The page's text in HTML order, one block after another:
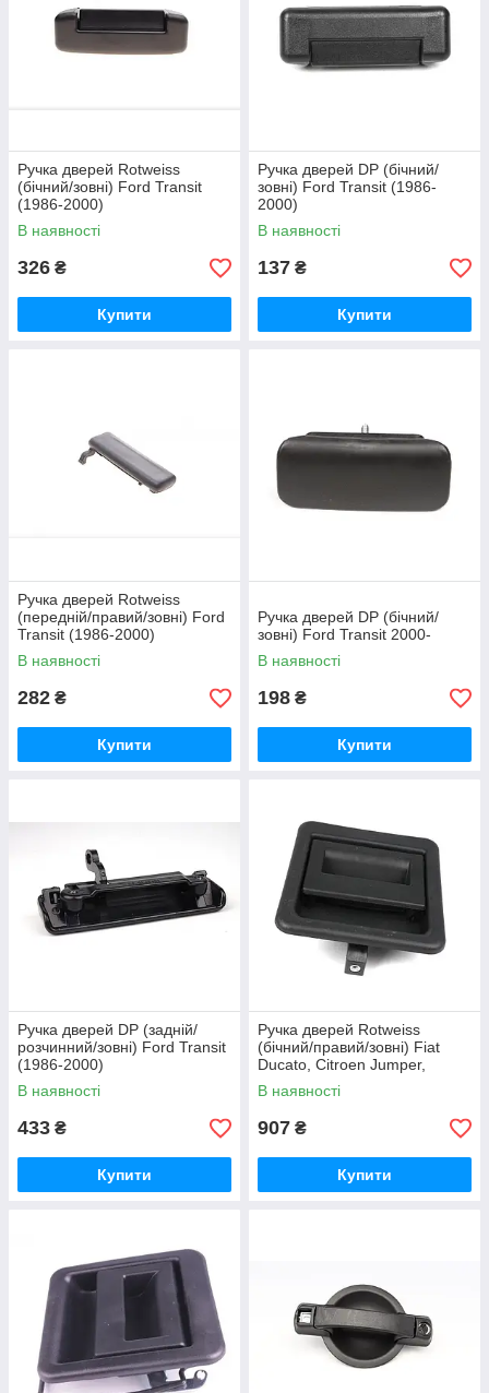
Ручка дверей Rotweiss
(бічний/зовні) Ford Transit
(1986-2000)
В наявності
326 ₴
Купити
Ручка дверей DP (бічний/
зовні) Ford Transit (1986-
2000)
В наявності
137 ₴
Купити
Ручка дверей Rotweiss
(передній/правий/зовні) Ford
Transit (1986-2000)
В наявності
282 ₴
Купити
Ручка дверей DP (бічний/
зовні) Ford Transit 2000-
В наявності
198 ₴
Купити
Ручка дверей DP (задній/
розчинний/зовні) Ford Transit
(1986-2000)
В наявності
433 ₴
Купити
Ручка дверей Rotweiss
(бічний/правий/зовні) Fiat
Ducato, Citroen Jumper,
Peugeot Boxer (1994-2002)
В наявності
907 ₴
Купити